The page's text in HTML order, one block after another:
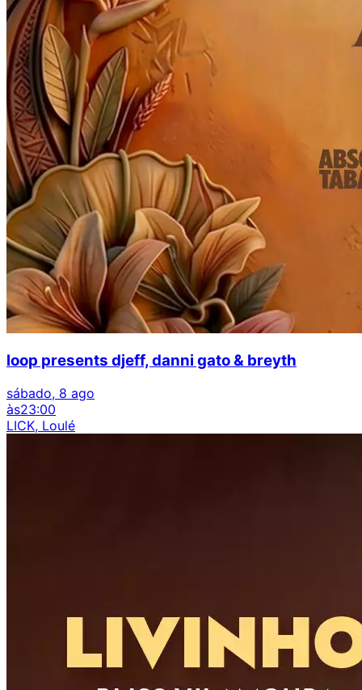
loop presents djeff, danni gato & breyth
sábado, 8 ago
às23:00
LICK, Loulé